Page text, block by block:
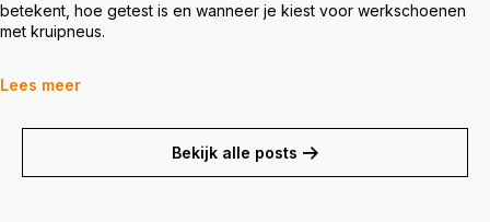
betekent, hoe getest is en wanneer je kiest voor werkschoenen
met kruipneus.
Lees meer
Bekijk alle posts